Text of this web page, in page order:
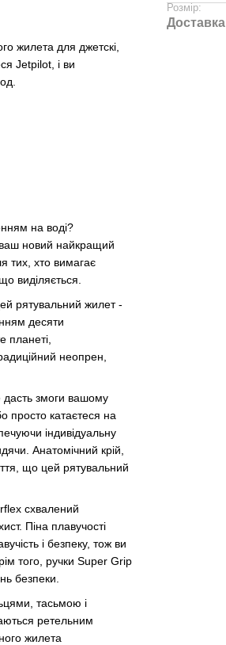
жилета для джетскі,
Jetpilot, і ви
на воді?
новий найкращий
тих, хто вимагає
виділяється.
рятувальний жилет -
десяти
планеті,
неопрен,
змоги вашому
просто катаєтеся на
індивідуальну
Анатомічний крій,
що цей рятувальний
схвалений
Піна плавучості
і безпеку, тож ви
того, ручки Super Grip
безпеки.
тасьмою і
ретельним
жилета
Розмір:
Доставка